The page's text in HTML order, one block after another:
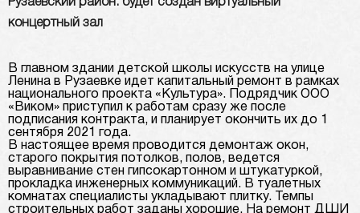
Рузаевский район: будет создан виртуальный
концертный зал
В главном здании детской школы искусств на улице
Ленина в Рузаевке идет капитальный ремонт в рамках
национального проекта «Культура». Подрядчик ООО
«Виком» приступил к работам сразу же после
подписания контракта, и планирует окончить их до 1
сентября 2021 года.
В настоящее время проводится демонтаж окон,
старого покрытия потолков, полов, ведется
выравнивание стен гипсокартонном и штукатуркой,
прокладка инженерных коммуникаций. В туалетных
комнатах специалисты укладывают плитку. Темпы
строительных работ заданы хорошие. На ремонт ДШИ